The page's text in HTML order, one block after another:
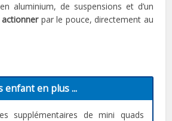
aluminium, de suspensions et d’un
par le pouce, directement au
enfant en plus ...
supplémentaires de mini quads